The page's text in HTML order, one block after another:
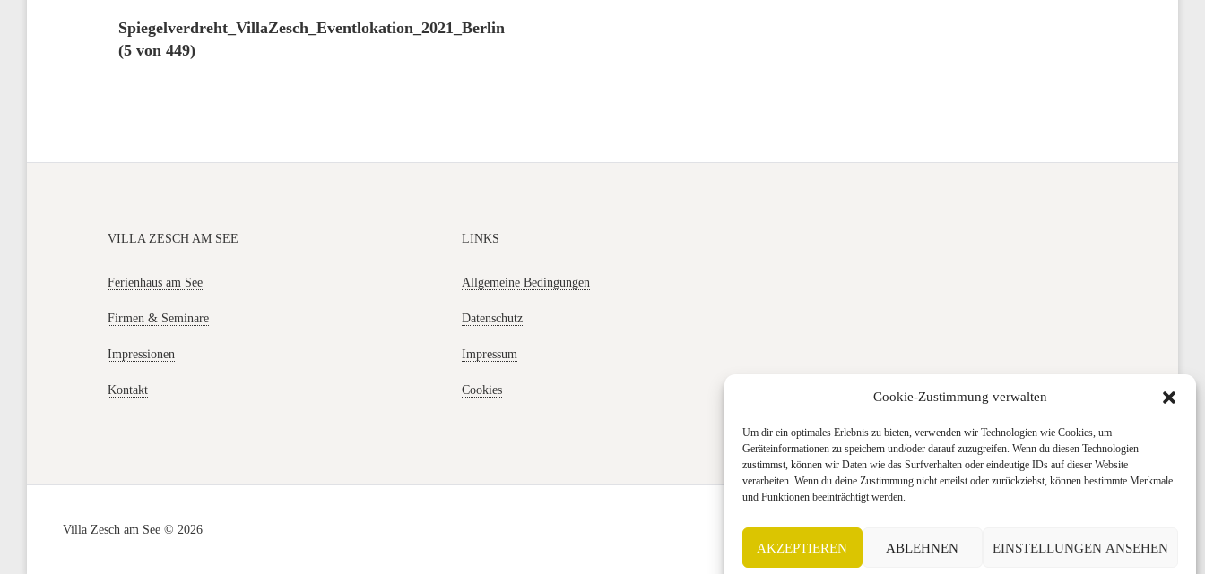
Cookie-Zustimmung verwalten
Um dir ein optimales Erlebnis zu bieten, verwenden wir Technologien wie Cookies, um
Geräteinformationen zu speichern und/oder darauf zuzugreifen. Wenn du diesen Technologien
zustimmst, können wir Daten wie das Surfverhalten oder eindeutige IDs auf dieser Website
verarbeiten. Wenn du deine Zustimmung nicht erteilst oder zurückziehst, können bestimmte Merkmale
und Funktionen beeinträchtigt werden.
AKZEPTIEREN ABLEHNEN EINSTELLUNGEN ANSEHEN
Vorheriger
Beitrag:
Spiegelverdreht_VillaZesch_Eventlokation_2021_Berlin
(5 von 449)
VILLA ZESCH AM SEE
Ferienhaus am See
Firmen & Seminare
Impressionen
Kontakt
LINKS
Allgemeine Bedingungen
Datenschutz
Impressum
Cookies
Villa Zesch am See © 2026